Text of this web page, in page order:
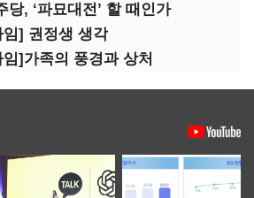
당, ‘파묘대전’ 할 때인가
] 권정생 생각
]가족의 풍경과 상처